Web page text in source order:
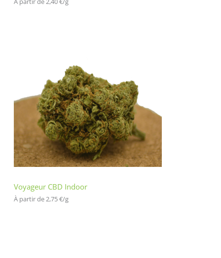
Voyageur CBD Indoor
À partir de 2,75€/g